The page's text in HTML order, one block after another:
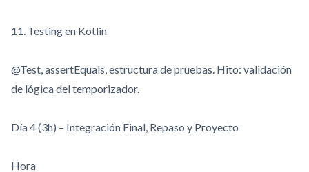
11. Testing en Kotlin
@Test,assertEquals, estructura de pruebas. Hito: validación
de lógica del temporizador.
Día 4 (3h) – Integración Final, Repaso y Proyecto
Hora